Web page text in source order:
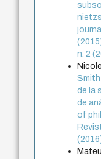
n. 2
de la
de
of